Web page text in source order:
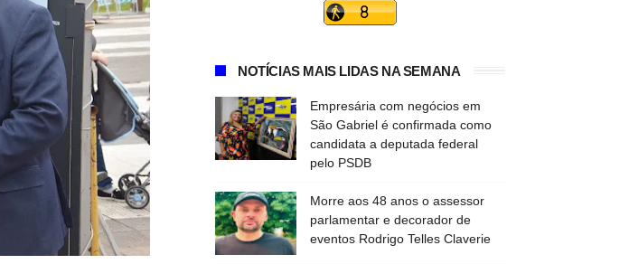
NOTÍCIAS MAIS LIDAS NA SEMANA
Empresária com negócios em
São Gabriel é confirmada como
candidata a deputada federal
pelo PSDB
Morre aos 48 anos o assessor
parlamentar e decorador de
eventos Rodrigo Telles Claverie